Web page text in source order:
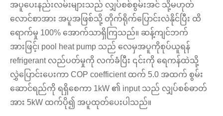
အပူပေးနည်းလမ်းများသည် လျှပ်စစ်စွမ်းအင် သို့မဟုတ်
လောင်စာအား အပူအဖြစ်သို့ တိုက်ရိုက်ပြောင်းလဲနိုင်ပြီး ထိ
ရောက်မှု 100% အောက်သာရှိကြသည်။ ဆန့်ကျင်ဘက်
အားဖြင့်၊ pool heat pump သည် လေမှအပူကိုစုပ်ယူရန်
refrigerant လည်ပတ်မှုကို လက်ခံပြီး ၎င်းကို ရေကန်ထဲသို့
လွှဲပြောင်းပေးကာ COP coefficient ထက် 5.0 အထက် စွမ်း
ဆောင်ရည်ကို ရရှိစေကာ 1kW ၏ input သည် လျှပ်စစ်ဓာတ်
အား 5kW ထက်ပို၍ အပူထုတ်ပေးပါသည်။